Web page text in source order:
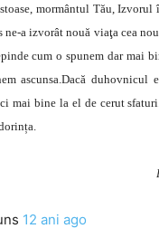
mormântul Tău, Izvorul
a izvorât nouă viaţa cea
cum o spunem dar mai
ascunsa.Dacă duhovnicul
mai bine la el de cerut
12 ani ago